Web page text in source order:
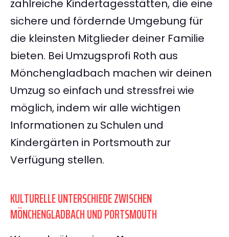
zahlreiche Kindertagesstätten, die eine
sichere und fördernde Umgebung für
die kleinsten Mitglieder deiner Familie
bieten. Bei Umzugsprofi Roth aus
Mönchengladbach machen wir deinen
Umzug so einfach und stressfrei wie
möglich, indem wir alle wichtigen
Informationen zu Schulen und
Kindergärten in Portsmouth zur
Verfügung stellen.
KULTURELLE UNTERSCHIEDE ZWISCHEN
MÖNCHENGLADBACH UND PORTSMOUTH